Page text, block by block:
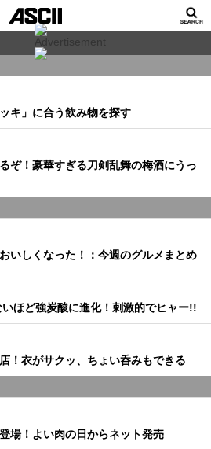
キ」に合う飲み物を探す
ぞ！豪華すぎる刀剣乱舞の梅酒にうっ
いしくなった！：今週のグルメまとめ
ほど強炭酸に進化！刺激的でヒャー!!
！衣がサクッ、ちょい呑みもできる
場！よい肉の日からネット発売